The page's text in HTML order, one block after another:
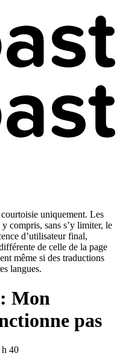
uniquement. Les
compris, sans s’y limiter, le
d’utilisateur final,
de celle de la page
même si des traductions
langues.
Mon
pas
40